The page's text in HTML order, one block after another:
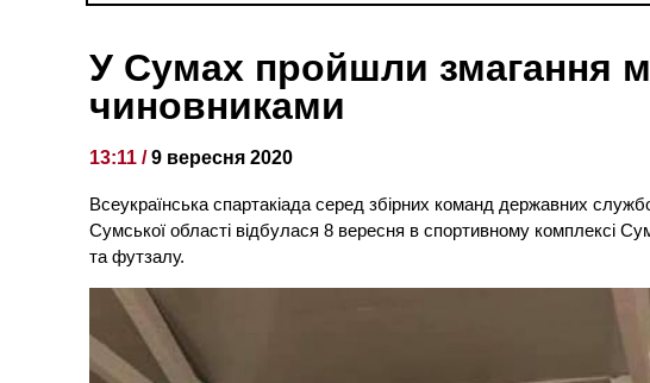
У Сумах пройшли змагання
чиновниками
13:11 /9 вересня 2020
Всеукраїнська спартакіада серед збірних команд державних
Сумської області відбулася 8 вересня в спортивному комплексі
та футзалу.